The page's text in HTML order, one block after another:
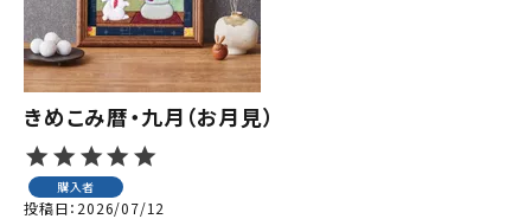
きめこみ暦・九月（お月見）
購入者
投稿日 2026/07/12